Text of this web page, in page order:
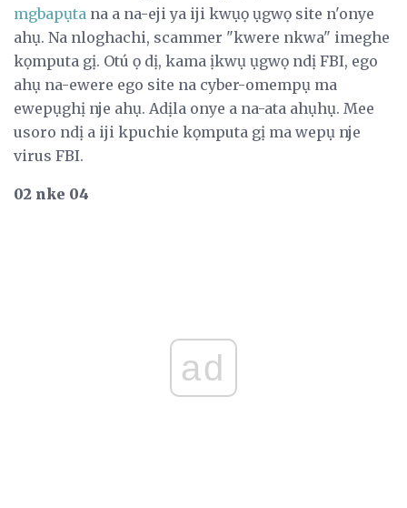
mgbapụta na a na-eji ya iji kwụọ ụgwọ site n'onye
ahụ. Na nloghachi, scammer "kwere nkwa" imeghe
kọmputa gị. Otú ọ dị, kama ịkwụ ụgwọ ndị FBI, ego
ahụ na-ewere ego site na cyber-omempụ ma
ewepụghị nje ahụ. Adịla onye a na-ata ahụhụ. Mee
usoro ndị a iji kpuchie kọmputa gị ma wepụ nje
virus FBI.
02 nke 04
ad